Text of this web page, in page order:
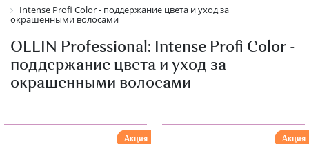
БРЕНДЫ
Intense Profi Color - поддержание цвета и уход за
окрашенными волосами
OLLIN Professional: Intense Profi Color -
поддержание цвета и уход за
окрашенными волосами
Акция Акция